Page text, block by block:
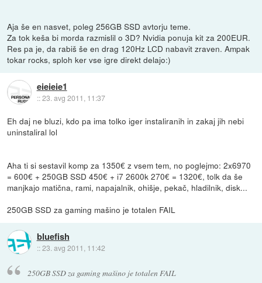
Aja še en nasvet, poleg 256GB SSD avtorju teme.
Za tok keša bi morda razmislil o 3D? Nvidia ponuja kit za 200EUR.
Res pa je, da rabiš še en drag 120Hz LCD nabavit zraven. Ampak
tokar rocks, sploh ker vse igre direkt delajo:)
eieieie1
::23. avg 2011, 11:37
Eh daj ne bluzi, kdo pa ima tolko iger instaliranih in zakaj jih nebi
uninstaliral lol
Aha ti si sestavil komp za 1350€ z vsem tem, no poglejmo: 2x6970
= 600€ + 250GB SSD 450€ + i7 2600k 270€ = 1320€, tolk da še
manjkajo matična, rami, napajalnik, ohišje, pekač, hladilnik, disk...
250GB SSD za gaming mašino je totalen FAIL
bluefish
::23. avg 2011, 11:42
250GB SSD za gaming mašino je totalen FAIL